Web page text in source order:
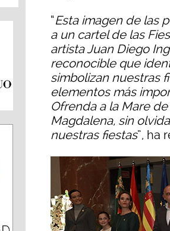
“Esta imagen de las
a un cartel de las
artista Juan Diego
reconocible que
simbolizan nuestras
elementos más
Ofrenda a la Mare
Magdalena, sin
nuestras fiestas”, ha